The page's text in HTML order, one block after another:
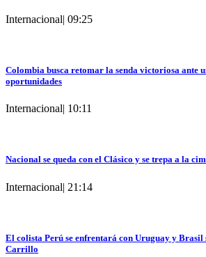
Internacional| 09:25
Colombia busca retomar la senda victoriosa ante
oportunidades
Internacional| 10:11
Nacional se queda con el Clásico y se trepa a la
Internacional| 21:14
El colista Perú se enfrentará con Uruguay y Brasil
Carrillo